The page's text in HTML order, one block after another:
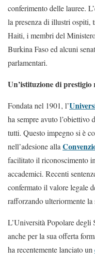
conferimento delle lauree.
la presenza di illustri ospiti,
Haiti, i membri del
Burkina Faso ed alcuni
parlamentari.
Un’istituzione di
Fondata nel 1901, l’
ha sempre avuto l’obiettivo
tutti. Questo impegno si è
nell’adesione alla
facilitato il riconoscimento
accademici. Recenti
confermato il valore legale
rafforzando ulteriormente
L’Università Popolare
anche per la sua offerta
ha recentemente lanciato un